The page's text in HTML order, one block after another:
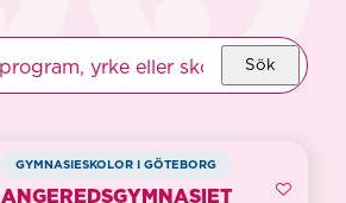
Sök
GYMNASIESKOLOR I GÖTEBORG
ANGEREDSGYMNASIET